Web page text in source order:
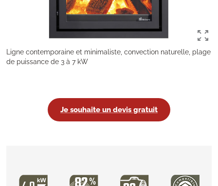
Ligne contemporaine et minimaliste, convection naturelle, plage
de puissance de 3 à 7 kW
Je souhaite un devis gratuit